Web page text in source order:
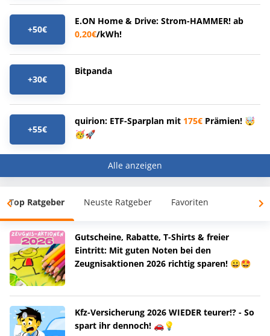
+50€
E.ON Home & Drive: Strom-HAMMER! ab
0,20€/kWh!
+30€
Bitpanda
+55€
quirion: ETF-Sparplan mit 175€ Prämien! 🤯
🥳🚀
Alle anzeigen
Top Ratgeber Neuste Ratgeber Favoriten
Gutscheine, Rabatte, T-Shirts & freier
Eintritt: Mit guten Noten bei den
Zeugnisaktionen 2026 richtig sparen! 😀🤩
Kfz-Versicherung 2026 WIEDER teurer!? - So
spart ihr dennoch! 🚗💡